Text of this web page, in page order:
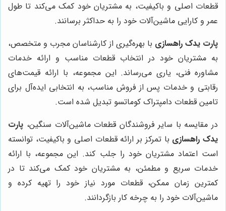
قطعات اصلی و باکیفیت، به مشتریان خود کمک می‌کند تا طول
عمر و کارایی ماشین‌آلات خود را به حداکثر برسانند.
پارت یدک راهسازی با بهره‌گیری از کارشناسان مجرب و متخصص،
به مشتریان خود در انتخاب قطعات مناسب و ارائه خدمات
مشاوره فنی، یاری می‌رساند. این مجموعه، با ارائه قیمت‌های
رقابتی و خدمات پس از فروش مناسب، به انتخابی ایده‌آل برای
تامین قطعات دامپتراک کوماتسو تبدیل شده است.
در مقایسه با سایر فروشندگان قطعات ماشین‌آلات سنگین، پارت
یدک راهسازی با تمرکز بر ارائه قطعات اصلی و باکیفیت، توانسته
است اعتماد مشتریان خود را جلب کند. این مجموعه، با ارائه
خدمات سریع و مطمئن، به مشتریان خود کمک می‌کند تا در
کمترین زمان ممکن، قطعات مورد نیاز خود را تهیه کرده و
ماشین‌آلات خود را به چرخه کار بازگردانند.